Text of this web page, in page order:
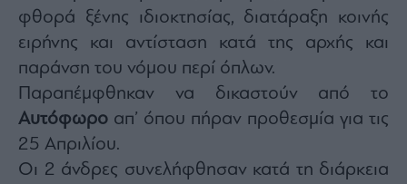
Fashion
&
Art
Watches
Yachts
For
Two
φθορά ξένης ιδιοκτησίας, διατάραξη κοινής
ειρήνης και αντίσταση κατά της αρχής και
παράνση του νόμου περί όπλων.
Παραπέμφθηκαν να δικαστούν από το
Αυτόφωρο απ’ όπου πήραν προθεσμία για τις
25 Απριλίου.
Οι 2 άνδρες συνελήφθησαν κατά τη διάρκεια